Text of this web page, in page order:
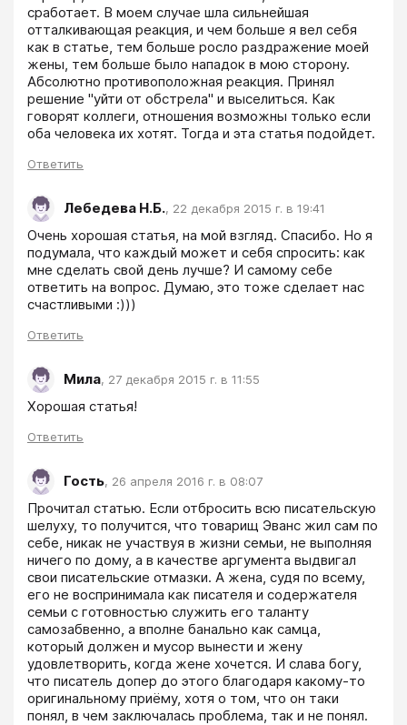
сработает. В моем случае шла сильнейшая
отталкивающая реакция, и чем больше я вел себя
как в статье, тем больше росло раздражение моей
жены, тем больше было нападок в мою сторону.
Абсолютно противоположная реакция. Принял
решение "уйти от обстрела" и выселиться. Как
говорят коллеги, отношения возможны только если
оба человека их хотят. Тогда и эта статья подойдет.
Ответить
Лебедева Н.Б., 22 декабря 2015 г. в 19:41
Очень хорошая статья, на мой взгляд. Спасибо. Но я
подумала, что каждый может и себя спросить: как
мне сделать свой день лучше? И самому себе
ответить на вопрос. Думаю, это тоже сделает нас
счастливыми :)))
Ответить
Мила, 27 декабря 2015 г. в 11:55
Хорошая статья!
Ответить
Гость, 26 апреля 2016 г. в 08:07
Прочитал статью. Если отбросить всю писательскую
шелуху, то получится, что товарищ Эванс жил сам по
себе, никак не участвуя в жизни семьи, не выполняя
ничего по дому, а в качестве аргумента выдвигал
свои писательские отмазки. А жена, судя по всему,
его не воспринимала как писателя и содержателя
семьи с готовностью служить его таланту
самозабвенно, а вполне банально как самца,
который должен и мусор вынести и жену
удовлетворить, когда жене хочется. И слава богу,
что писатель допер до этого благодаря какому-то
оригинальному приёму, хотя о том, что он таки
понял, в чем заключалась проблема, так и не понял.